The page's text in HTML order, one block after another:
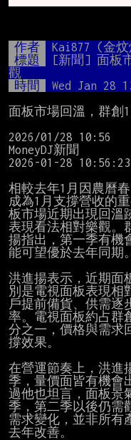
作者 Kai877 (金炆
標題
[新聞] 面板
觀
時間
Wed Jan 28
面板市場回溫，群創
2026/01/28 10:56
MoneyDJ新聞
2026-01-28
相較去年1月因農曆
成為1月支撐營收的
板市場近期出現回溫
表現看法相對樂觀。
揚指出，第一季有機
能可望優於去年同期。
洪進揚表示，近期面
別是電視面板表現相
戶提前備貨、供需逐
率。電視面板約占群
分之一，價格與需求
撐效果。
在營運節奏上，洪進
季，量價面皆有機會
過他也坦言，面板景
季，第二季以後仍需
需求變化，並非所有
去年改善。